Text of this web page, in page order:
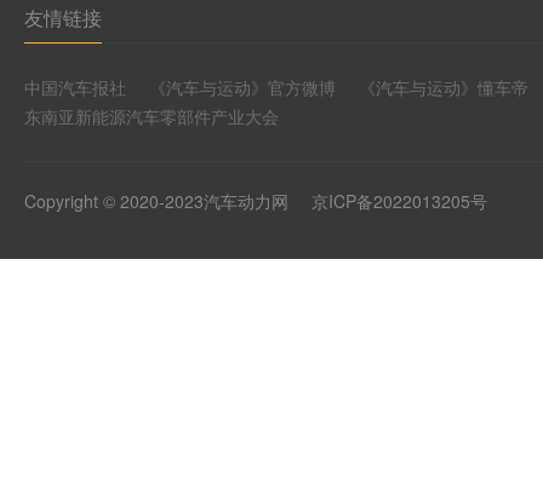
友情链接
中国汽车报社 《汽车与运动》官方微博
《汽车与运动》懂车帝
东南亚新能源汽车零部件产业大会
Copyright © 2020-2023汽车动力网 京ICP备2022013205号